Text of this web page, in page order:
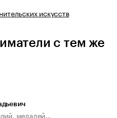
искусств
с тем же
медалей...